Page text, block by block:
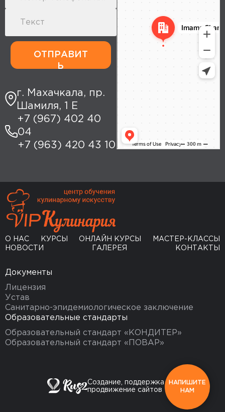
ОТПРАВИТ
Ь
г. Махачкала, пр.
Шамиля, 1 Е
+7 (967) 402 40
04
+7 (963) 420 43 10
О НАС КУРСЫ ОНЛАЙН КУРСЫ
МАСТЕР-КЛАССЫ
НОВОСТИ
ГАЛЕРЕЯ КОНТАКТЫ
Документы
Лицензия
Устав
Санитарно-эпидемиологическое заключение
Образовательные стандарты
Образовательный стандарт «КОНДИТЕР»
Образовательный стандарт «ПОВАР»
Создание, поддержка и
продвижение сайтов
НАПИШИТЕ
НАМ